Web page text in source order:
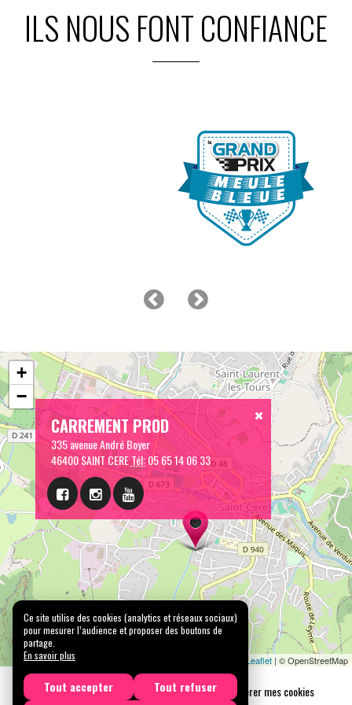
ILS NOUS FONT CONFIANCE
CARREMENT PROD
335 avenue André Boyer
46400 SAINT CERETél:05 65 14 06 33
+
−
Leaflet | © OpenStreetMap
Mentions légales Confidentialité
Gérer mes cookies
Ce site utilise des cookies (analytics et réseaux sociaux)
pour mesurer l’audience et proposer des boutons de
partage.
En savoir plus
Tout accepter Tout refuser